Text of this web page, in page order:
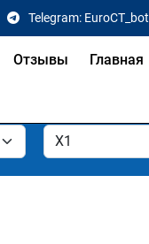
Telegram: EuroCT_bot
Отзывы Главная